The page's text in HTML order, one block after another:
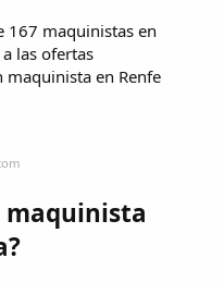
167 maquinistas en
las ofertas
maquinista en Renfe
maquinista